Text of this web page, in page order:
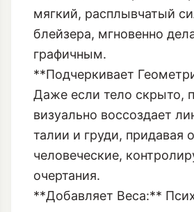
Даже если тело скрыто,
визуально воссоздает
талии и груди, придавая
человеческие,
очертания.
**Добавляет Веса:**
вес этого аксессуара
любой бриллиант. Это не
пассивное украшение, это
активное владение